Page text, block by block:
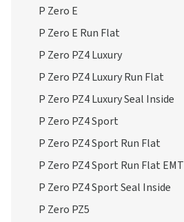
P Zero E
P Zero E Run Flat
P Zero PZ4 Luxury
P Zero PZ4 Luxury Run Flat
P Zero PZ4 Luxury Seal Inside
P Zero PZ4 Sport
P Zero PZ4 Sport Run Flat
P Zero PZ4 Sport Run Flat EMT
P Zero PZ4 Sport Seal Inside
P Zero PZ5